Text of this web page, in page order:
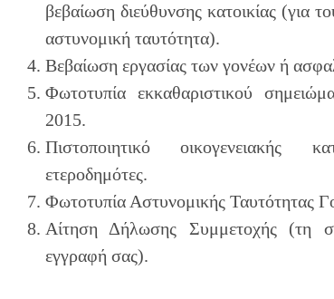
βεβαίωση διεύθυνσης κατοικίας (για
αστυνομική ταυτότητα).
Βεβαίωση εργασίας των γονέων ή
Φωτοτυπία εκκαθαριστικού
2015.
Πιστοποιητικό οικογενειακής
ετεροδημότες.
Φωτοτυπία Αστυνομικής Ταυτότητας
Αίτηση Δήλωσης Συμμετοχής (τη
εγγραφή σας).